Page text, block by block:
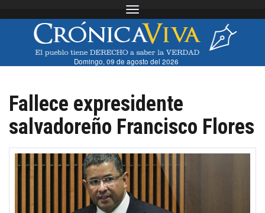
Toggle navigation
Domingo, 09 de agosto del 2026
Fallece expresidente
salvadoreño Francisco Flores